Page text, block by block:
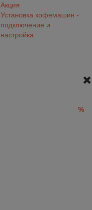
Акция
Установка кофемашин -
подключение и
настройка
%